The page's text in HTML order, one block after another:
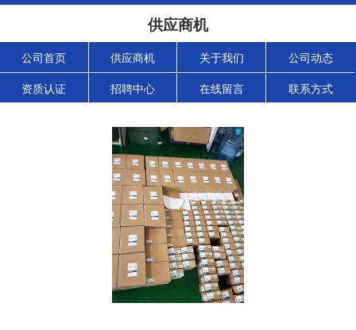
供应商机
公司首页 供应商机 关于我们 公司动态
资质认证 招聘中心 在线留言 联系方式